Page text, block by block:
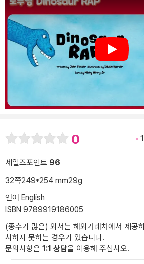
Play
0
세일즈포인트 96
32쪽249*254 mm29g
언어 English
ISBN 9789919186005
(종수가 많은) 외서는 해외거래처에서 제공
시하지 못하는 경우가 있습니다.
문의사항은 1:1 상담을 이용해 주십시오.